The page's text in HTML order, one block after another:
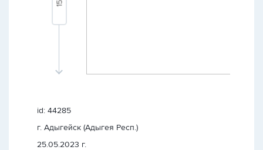
id: 44285
г. Адыгейск (Адыгея Респ.)
25.05.2023 г.